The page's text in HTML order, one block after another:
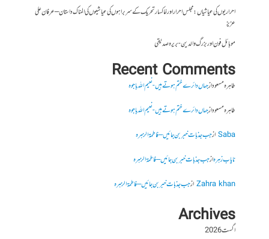
احراریوں کی عیاشیاں : مجلس احرار اور خاکسار تحریک کے سربراہوں کی عیاشیوں کی المناک داستان – عرفان علی
عزیز
موبائل فون اور بزرگ والدین- بریرہ صدیقی
Recent Comments
طاہرہ مسعودازجہاں دائرے ختم ہوتے ہیں- نعیم اللہ باجوہ
طاہرہ مسعودازجہاں دائرے ختم ہوتے ہیں- نعیم اللہ باجوہ
Sabaازجب جذبات خبر بن جائیں – فاطمۃالزہرہ
نایاب زہرہازجب جذبات خبر بن جائیں – فاطمۃالزہرہ
Zahra khanازجب جذبات خبر بن جائیں – فاطمۃالزہرہ
Archives
اگست 2026